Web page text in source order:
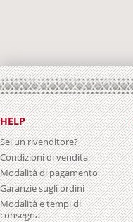
HELP
Sei un rivenditore?
Condizioni di vendita
Modalità di pagamento
Garanzie sugli ordini
Modalità e tempi di
consegna